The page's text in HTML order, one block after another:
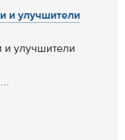
и улучшители
улучшители